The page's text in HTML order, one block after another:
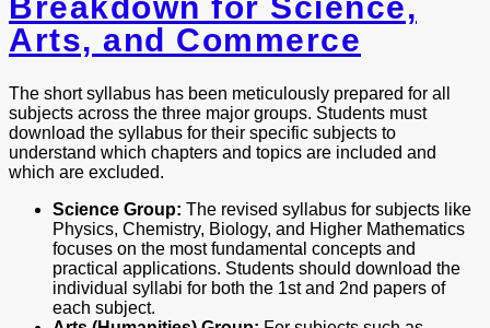
Arts, and Commerce
The short syllabus has been meticulously prepared for all
subjects across the three major groups. Students must
download the syllabus for their specific subjects to
understand which chapters and topics are included and
which are excluded.
Science Group: The revised syllabus for subjects like
Physics, Chemistry, Biology, and Higher Mathematics
focuses on the most fundamental concepts and
practical applications. Students should download the
individual syllabi for both the 1st and 2nd papers of
each subject.